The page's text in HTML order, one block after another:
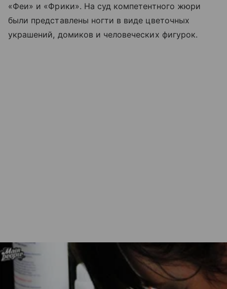
«Феи» и «Фрики». На суд компетентного жюри
были представлены ногти в виде цветочных
украшений, домиков и человеческих фигурок.